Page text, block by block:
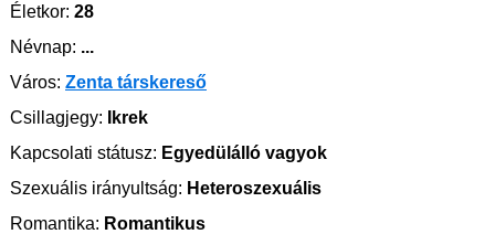
Életkor: 28
Névnap: ...
Város: Zenta társkereső
Csillagjegy: Ikrek
Kapcsolati státusz: Egyedülálló vagyok
Szexuális irányultság: Heteroszexuális
Romantika: Romantikus